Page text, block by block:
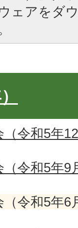
ェアをダ
令和5年
令和5年9
令和5年6